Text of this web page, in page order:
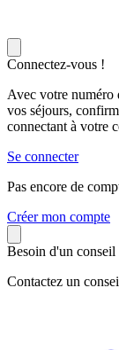
Connectez-vous !
Avec votre numéro
vos séjours,
connectant à votre
Se connecter
Pas encore de
Créer mon compte
Besoin d'un conseil
Contactez un